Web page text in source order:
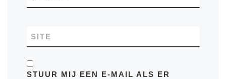
SITE
STUUR MIJ EEN E-MAIL ALS ER